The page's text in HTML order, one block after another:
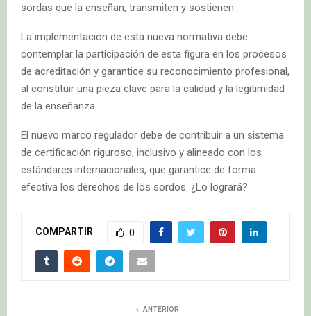
sordas que la enseñan, transmiten y sostienen.
La implementación de esta nueva normativa debe
contemplar la participación de esta figura en los procesos
de acreditación y garantice su reconocimiento profesional,
al constituir una pieza clave para la calidad y la legitimidad
de la enseñanza.
El nuevo marco regulador debe de contribuir a un sistema
de certificación riguroso, inclusivo y alineado con los
estándares internacionales, que garantice de forma
efectiva los derechos de los sordos. ¿Lo logrará?
COMPARTIR 0
ANTERIOR